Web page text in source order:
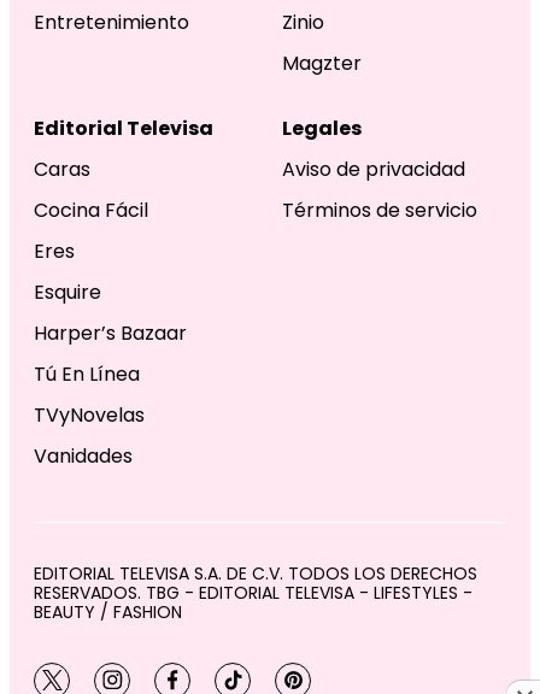
Entretenimiento
Zinio
Magzter
Editorial Televisa
Caras
Cocina Fácil
Eres
Esquire
Harper’s Bazaar
Tú En Línea
TVyNovelas
Vanidades
Legales
Aviso de privacidad
Términos de servicio
EDITORIAL TELEVISA S.A. DE C.V. TODOS LOS DERECHOS
RESERVADOS. TBG - EDITORIAL TELEVISA - LIFESTYLES -
BEAUTY / FASHION